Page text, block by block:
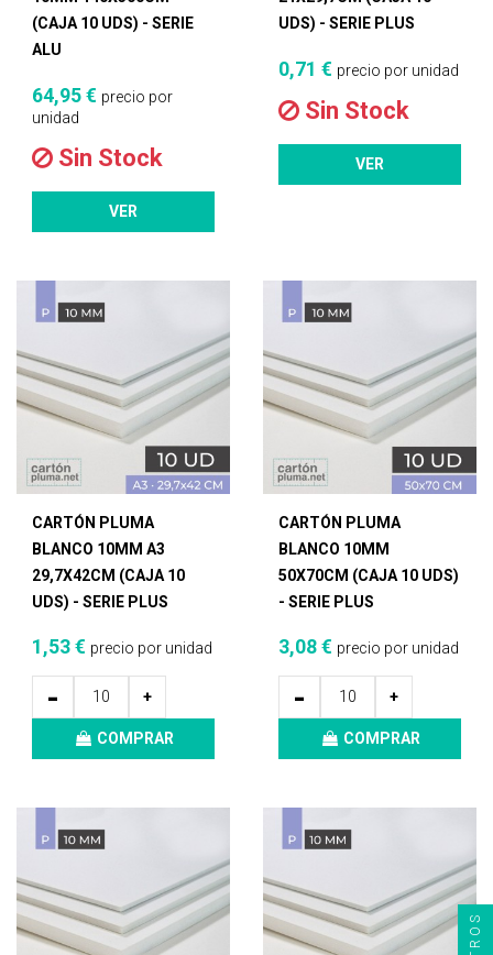
(CAJA 10 UDS) - SERIE
ALU
64,95 € precio por
unidad
Sin Stock
VER
UDS) - SERIE PLUS
0,71 € precio por unidad
Sin Stock
VER
CARTÓN PLUMA
BLANCO 10MM A3
29,7X42CM (CAJA 10
UDS) - SERIE PLUS
1,53 € precio por unidad
+
-
COMPRAR
CARTÓN PLUMA
BLANCO 10MM
50X70CM (CAJA 10 UDS)
- SERIE PLUS
3,08 € precio por unidad
+
-
COMPRAR